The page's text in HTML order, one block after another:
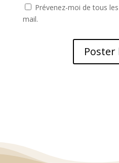
Prévenez-moi de tous
mail.